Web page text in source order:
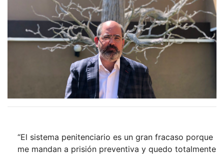
“El sistema penitenciario es un gran fracaso porque
me mandan a prisión preventiva y quedo totalmente